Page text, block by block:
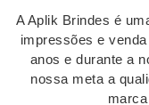
A Aplik Brindes é
impressões e
anos e durante a
nossa meta a